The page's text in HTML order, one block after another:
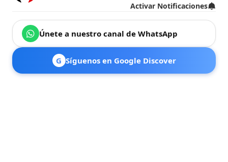
Activar Notificaciones
Únete a nuestro canal de WhatsApp
G Síguenos en Google Discover